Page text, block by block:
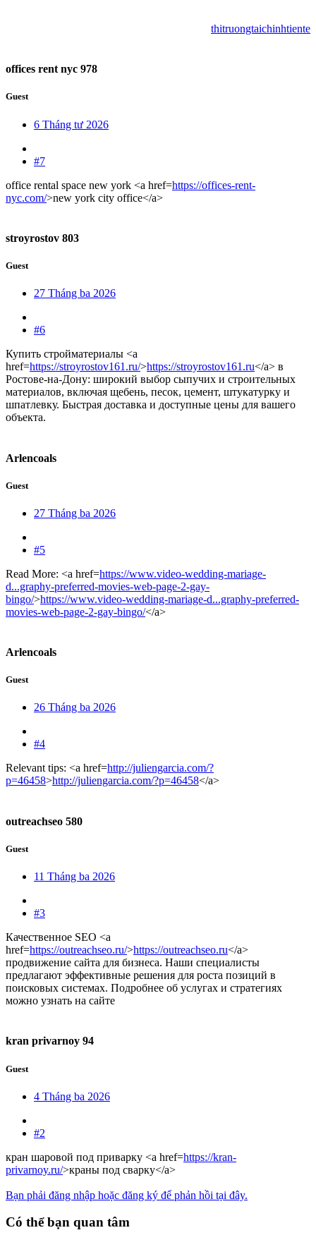
thitruongtaichinhtiente
offices rent nyc 978
Guest
6 Tháng tư 2026
#7
office rental space new york <a href=https://offices-rent-
nyc.com/>new york city office</a>
stroyrostov 803
Guest
27 Tháng ba 2026
#6
Купить стройматериалы <a
href=https://stroyrostov161.ru/>https://stroyrostov161.ru</a> в
Ростове-на-Дону: широкий выбор сыпучих и строительных
материалов, включая щебень, песок, цемент, штукатурку и
шпатлевку. Быстрая доставка и доступные цены для вашего
объекта.
Arlencoals
Guest
27 Tháng ba 2026
#5
Read More: <a href=https://www.video-wedding-mariage-
d...graphy-preferred-movies-web-page-2-gay-
bingo/>https://www.video-wedding-mariage-d...graphy-preferred-
movies-web-page-2-gay-bingo/</a>
Arlencoals
Guest
26 Tháng ba 2026
#4
Relevant tips: <a href=http://juliengarcia.com/?
p=46458>http://juliengarcia.com/?p=46458</a>
outreachseo 580
Guest
11 Tháng ba 2026
#3
Качественное SEO <a
href=https://outreachseo.ru/>https://outreachseo.ru</a>
продвижение сайта для бизнеса. Наши специалисты
предлагают эффективные решения для роста позиций в
поисковых системах. Подробнее об услугах и стратегиях
можно узнать на сайте
kran privarnoy 94
Guest
4 Tháng ba 2026
#2
кран шаровой под приварку <a href=https://kran-
privarnoy.ru/>краны под сварку</a>
Bạn phải đăng nhập hoặc đăng ký để phản hồi tại đây.
Có thể bạn quan tâm